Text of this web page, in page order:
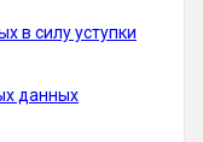
в силу уступки
данных